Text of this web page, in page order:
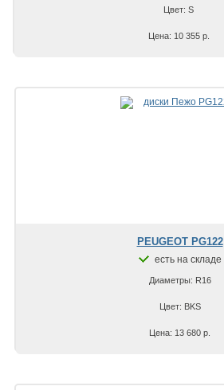
Цвет: S
Цена: 10 355 р.
PEUGEOT PG122
есть на складе
Диаметры: R16
Цвет: BKS
Цена: 13 680 р.